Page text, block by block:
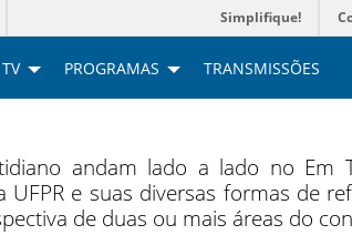
Simplifique!
PROGRAMAS TRANSMISSÕES
andam lado a lado no Em
UFPR e suas diversas formas de
de duas ou mais áreas do